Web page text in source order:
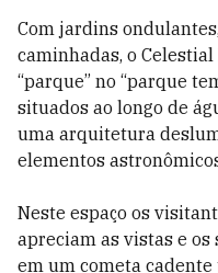
Com jardins
caminhadas, o
“parque” no “parque
situados ao longo de
uma arquitetura
elementos
Neste espaço os
apreciam as vistas e os
em um cometa